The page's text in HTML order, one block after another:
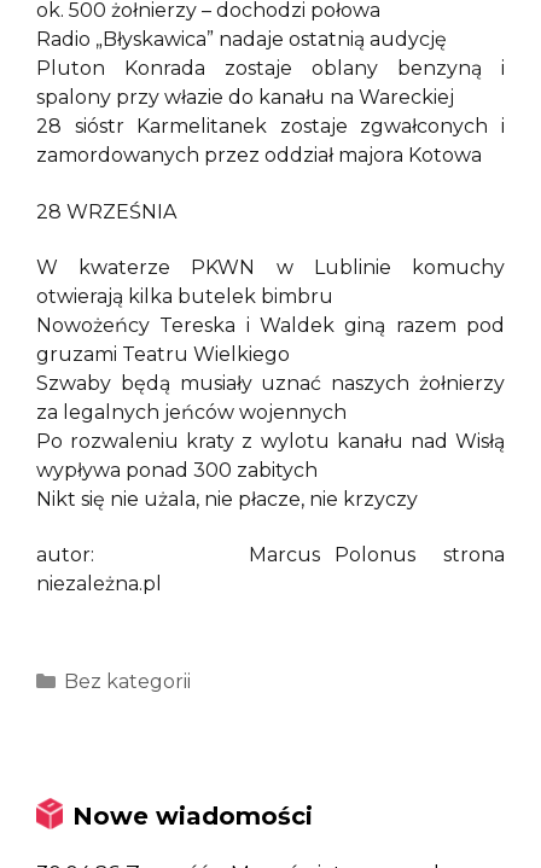
ok. 500 żołnierzy – dochodzi połowa
Radio „Błyskawica” nadaje ostatnią audycję
Pluton Konrada zostaje oblany benzyną i
spalony przy włazie do kanału na Wareckiej
28 sióstr Karmelitanek zostaje zgwałconych i
zamordowanych przez oddział majora Kotowa
28 WRZEŚNIA
W kwaterze PKWN w Lublinie komuchy
otwierają kilka butelek bimbru
Nowożeńcy Tereska i Waldek giną razem pod
gruzami Teatru Wielkiego
Szwaby będą musiały uznać naszych żołnierzy
za legalnych jeńców wojennych
Po rozwaleniu kraty z wylotu kanału nad Wisłą
wypływa ponad 300 zabitych
Nikt się nie użala, nie płacze, nie krzyczy
autor: Marcus Polonus strona
niezależna.pl
Kategorie
Bez kategorii
Nowe wiadomości